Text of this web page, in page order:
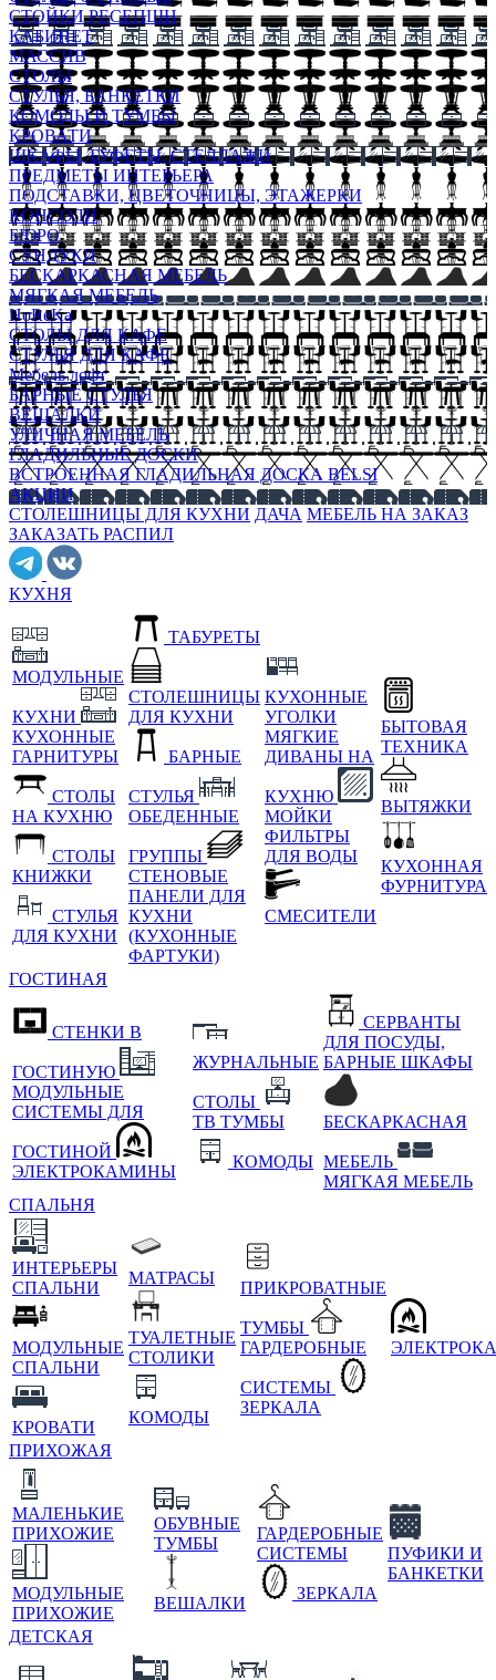
СТОЙКИ РЕСЕПШН
КАБИНЕТ
МАССИВ
СТОЛЫ
СТУЛЬЯ, БАНКЕТКИ
КОМОДЫ И ТУМБЫ
КРОВАТИ
ШКАФЫ, БУФЕТЫ, СТЕЛЛАЖИ
ПРЕДМЕТЫ ИНТЕРЬЕРА
ПОДСТАВКИ, ЦВЕТОЧНИЦЫ, ЭТАЖЕРКИ
КОНСОЛИ
БЮРО
СУНДУКИ
БЕСКАРКАСНАЯ МЕБЕЛЬ
МЯГКАЯ МЕБЕЛЬ
HoReKa
СТОЛЫ ДЛЯ КАФЕ
СТУЛЬЯ ДЛЯ КАФЕ
Мебель лофт
БАРНЫЕ СТУЛЬЯ
ВЕШАЛКИ
УЛИЧНАЯ МЕБЕЛЬ
ГЛАДИЛЬНЫЕ ДОСКИ
ВСТРОЕННАЯ ГЛАДИЛЬНАЯ ДОСКА BELSI
АКЦИИ
СТОЛЕШНИЦЫ ДЛЯ КУХНИ ДАЧА МЕБЕЛЬ НА ЗАКАЗ
ЗАКАЗАТЬ РАСПИЛ
КУХНЯ
МОДУЛЬНЫЕ
КУХНИ
КУХОННЫЕ
ГАРНИТУРЫ
СТОЛЫ
НА КУХНЮ
СТОЛЫ
КНИЖКИ
СТУЛЬЯ
ДЛЯ КУХНИ
ТАБУРЕТЫ
СТОЛЕШНИЦЫ
ДЛЯ КУХНИ
БАРНЫЕ
СТУЛЬЯ
ОБЕДЕННЫЕ
ГРУППЫ
СТЕНОВЫЕ
ПАНЕЛИ ДЛЯ
КУХНИ
(КУХОННЫЕ
ФАРТУКИ)
КУХОННЫЕ
УГОЛКИ
МЯГКИЕ
ДИВАНЫ НА
КУХНЮ
МОЙКИ
ФИЛЬТРЫ
ДЛЯ ВОДЫ
СМЕСИТЕЛИ
БЫТОВАЯ
ТЕХНИКА
ВЫТЯЖКИ
КУХОННАЯ
ФУРНИТУРА
ГОСТИНАЯ
СТЕНКИ В
ГОСТИНУЮ
МОДУЛЬНЫЕ
СИСТЕМЫ ДЛЯ
ГОСТИНОЙ
ЭЛЕКТРОКАМИНЫ
ЖУРНАЛЬНЫЕ
СТОЛЫ
ТВ ТУМБЫ
КОМОДЫ
СЕРВАНТЫ
ДЛЯ ПОСУДЫ,
БАРНЫЕ ШКАФЫ
БЕСКАРКАСНАЯ
МЕБЕЛЬ
МЯГКАЯ МЕБЕЛЬ
СПАЛЬНЯ
ИНТЕРЬЕРЫ
СПАЛЬНИ
МОДУЛЬНЫЕ
СПАЛЬНИ
КРОВАТИ
МАТРАСЫ
ТУАЛЕТНЫЕ
СТОЛИКИ
КОМОДЫ
ПРИКРОВАТНЫЕ
ТУМБЫ
ГАРДЕРОБНЫЕ
СИСТЕМЫ
ЗЕРКАЛА
ПРИХОЖАЯ
МАЛЕНЬКИЕ
ПРИХОЖИЕ
МОДУЛЬНЫЕ
ПРИХОЖИЕ
ОБУВНЫЕ
ТУМБЫ
ВЕШАЛКИ
ГАРДЕРОБНЫЕ
СИСТЕМЫ
ЗЕРКАЛА
ПУФИКИ И
БАНКЕТКИ
ДЕТСКАЯ